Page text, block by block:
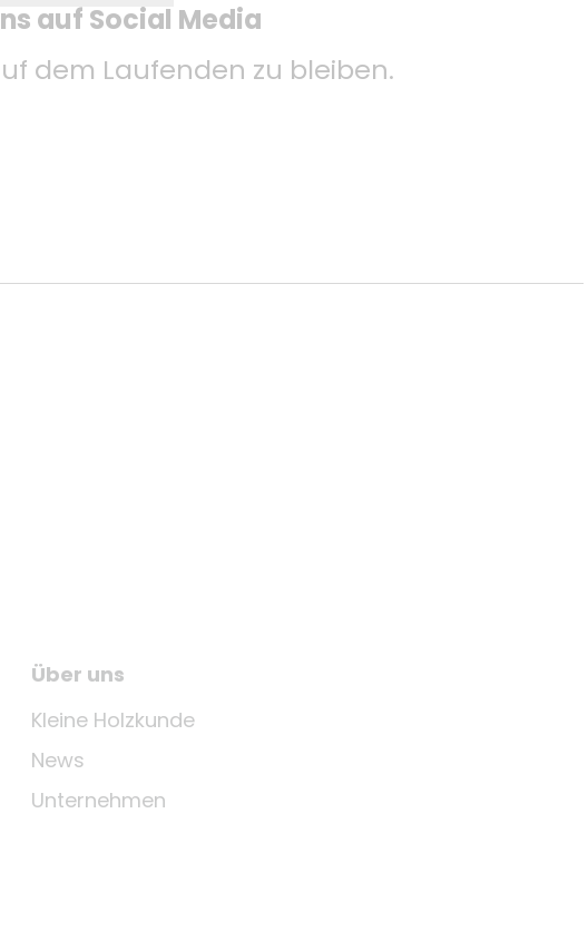
auf Social Media
dem Laufenden zu bleiben.
Über uns
Kleine Holzkunde
News
Unternehmen